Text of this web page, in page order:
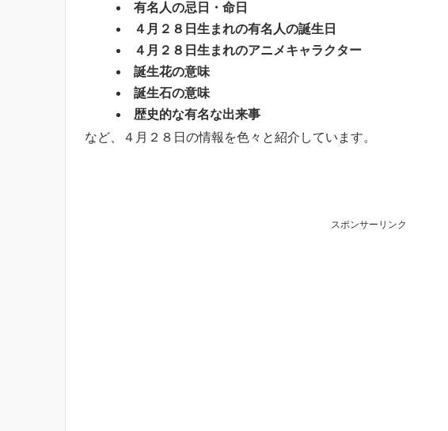
有名人の忌日・命日
４月２８日生まれの有名人の誕生日
４月２８日生まれのアニメキャラクター
誕生花の意味
誕生石の意味
歴史的な有名な出来事
など、４月２８日の情報を色々と紹介しています。
スポンサーリンク